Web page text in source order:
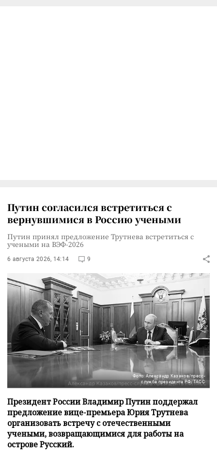
Путин согласился встретиться с
вернувшимися в Россию учеными
Путин принял предложение Трутнева встретиться с
учеными на ВЭФ-2026
6 августа 2026, 14:14 9
Фото: Александр Казаков/пресс-
служба президента РФ/ТАСС
Президент России Владимир Путин поддержал
предложение вице-премьера Юрия Трутнева
организовать встречу с отечественными
учеными, возвращающимися для работы на
острове Русский.